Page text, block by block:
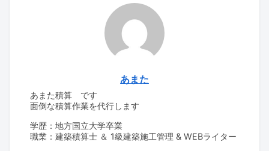
あまた
あまた積算 です
面倒な積算作業を代行します
学歴：地方国立大学卒業
職業：建築積算士 ＆ 1級建築施工管理 & WEBライター